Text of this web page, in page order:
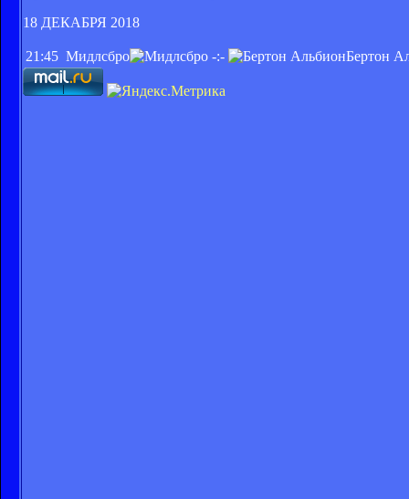
18 ДЕКАБРЯ 2018
21:45 Мидлсбро -:- Бертон